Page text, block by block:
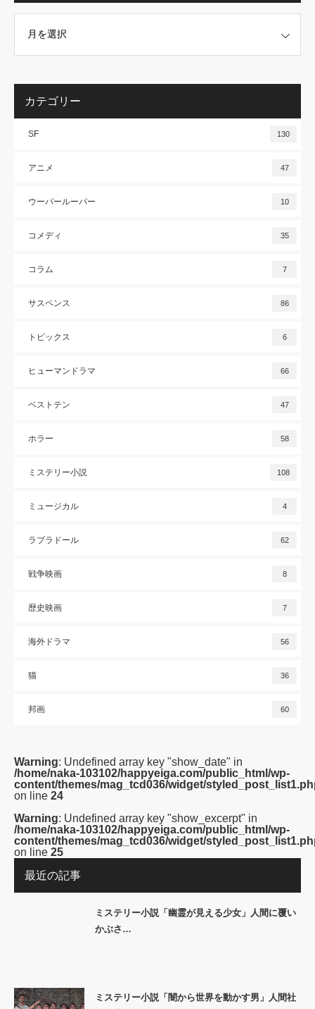
カテゴリー
SF 130
アニメ 47
ウーパールーパー 10
コメディ 35
コラム 7
サスペンス 86
トピックス 6
ヒューマンドラマ 66
ベストテン 47
ホラー 58
ミステリー小説 108
ミュージカル 4
ラブラドール 62
戦争映画 8
歴史映画 7
海外ドラマ 56
猫 36
邦画 60
Warning: Undefined array key "show_date" in
/home/naka-103102/happyeiga.com/public_html/wp-
content/themes/mag_tcd036/widget/
on line 24
Warning: Undefined array key "show_excerpt" in
/home/naka-103102/happyeiga.com/public_html/wp-
content/themes/mag_tcd036/widget/
on line 25
最近の記事
ミステリー小説「幽霊が見える少女」人間に覆い
かぶさ…
ミステリー小説「闇から世界を動かす男」人間社